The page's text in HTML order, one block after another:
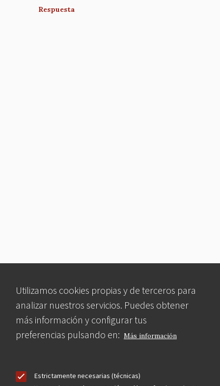
Utilizamos cookies propias y de terceros para
analizar nuestros servicios. Puedes obtener
más información y configurar tus
preferencias pulsando en: Más información
Estrictamente necesarias (técnicas)
Respuesta